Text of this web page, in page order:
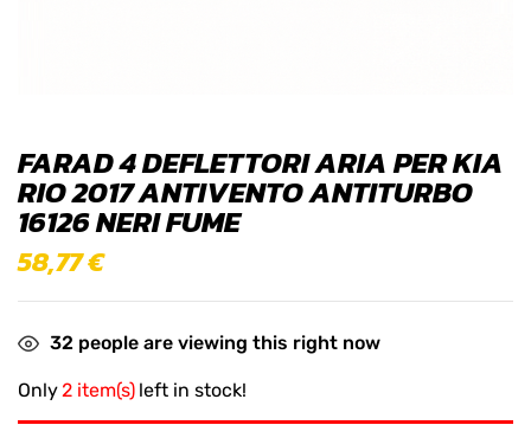
FARAD 4 DEFLETTORI ARIA PER KIA
RIO 2017 ANTIVENTO ANTITURBO
16126 NERI FUME
58,77€
32 people are viewing this right now
Only2 item(s) left in stock!